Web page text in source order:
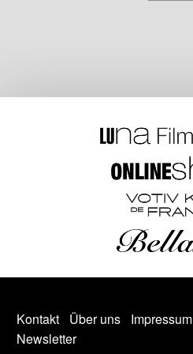
Kontakt Über uns Impressum
Newsletter